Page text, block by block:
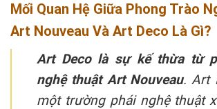
Mối Quan Hệ Giữa Phong Trào
Art Nouveau Và Art Deco Là Gì?
Art Deco là sự kế thừa từ
nghệ thuật Art Nouveau. Art
một trường phái nghệ thuật